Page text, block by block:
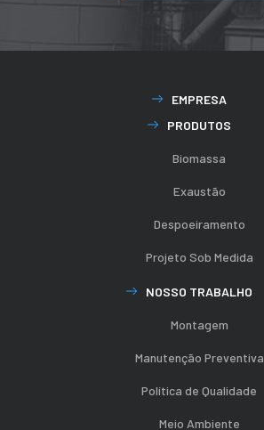
EMPRESA
PRODUTOS
Biomassa
Exaustão
Despoeiramento
Projeto Sob Medida
NOSSO TRABALHO
Montagem
Manutenção Preventiva
Política de Qualidade
Meio Ambiente